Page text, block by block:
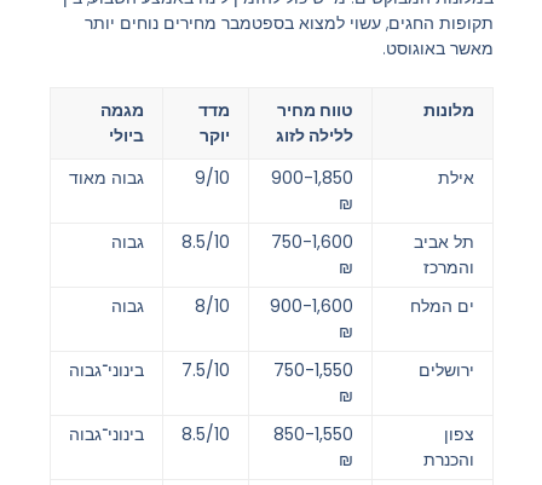
תקופות החגים, עשוי למצוא בספטמבר מחירים נוחים יותר
מאשר באוגוסט.
מלונות
טווח מחיר
ללילה לזוג
מדד
יוקר
מגמה
ביולי
אילת
900-1,850
₪
9/10 גבוה מאוד
תל אביב
והמרכז
750-1,600
₪
8.5/10 גבוה
ים המלח
900-1,600
₪
8/10 גבוה
ירושלים
750-1,550
₪
7.5/10 בינוני־גבוה
צפון
והכנרת
850-1,550
₪
8.5/10 בינוני־גבוה